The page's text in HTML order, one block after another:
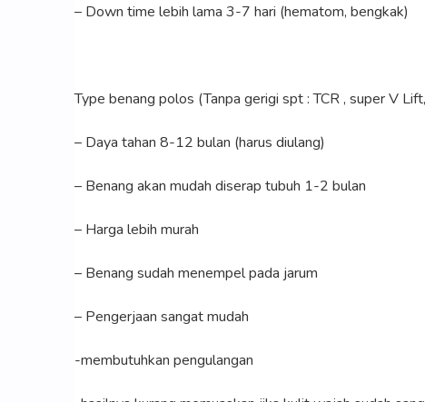
– Down time lebih lama 3-7 hari (hematom, bengkak)
Type benang polos (Tanpa gerigi spt : TCR , super V
– Daya tahan 8-12 bulan (harus diulang)
– Benang akan mudah diserap tubuh 1-2 bulan
– Harga lebih murah
– Benang sudah menempel pada jarum
– Pengerjaan sangat mudah
-membutuhkan pengulangan